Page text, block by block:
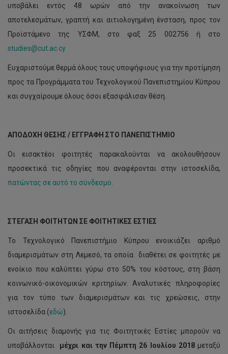
υποβάλει εντός 48 ωρών από την ανακοίνωση των
αποτελεσμάτων, γραπτή και αιτιολογημένη ένσταση, προς τον
Προϊστάμενο της ΥΣΦΜ, στο φαξ 25 002756 ή στο
studies@cut.ac.cy
Ευχαριστούμε θερμά όλους τους υποψήφιους για την προτίμηση
προς τα Προγράμματα του Τεχνολογικού Πανεπιστημίου Κύπρου
και συγχαίρουμε όλους όσοι εξασφάλισαν θέση.
ΑΠΟΔΟΧΗ ΘΕΣΗΣ / ΕΓΓΡΑΦΗ ΣΤΟ ΠΑΝΕΠΙΣΤΗΜΙΟ
Οι εισακτέοι φοιτητές παρακαλούνται να ακολουθήσουν
προσεκτικά τις οδηγίες που αναφέρονται στην ιστοσελίδα,
πατώντας σε αυτό το σύνδεσμο.
ΣΤΕΓΑΣΗ ΦΟΙΤΗΤΩΝ ΣΕ ΦΟΙΤΗΤΙΚΕΣ ΕΣΤΙΕΣ
Το Τεχνολογικό Πανεπιστήμιο Κύπρου ενοικιάζει αριθμό
διαμερισμάτων στη Λεμεσό, τα οποία διαθέτει σε φοιτητές με
ενοίκιο που καλύπτει γύρω στο 50% του κόστους, στη βάση
κοινωνικό-οικονομικών κριτηρίων. Αναλυτικές πληροφορίες
για τον τύπο των διαμερισμάτων και τις χρεώσεις, στην
ιστοσελίδα (εδώ).
Οι αιτήσεις διαμονής για τις Φοιτητικές Εστίες μπορούν να
υποβάλλονται μέχρι και την Πέμπτη 26 Ιουλίου 2018 μεταξύ